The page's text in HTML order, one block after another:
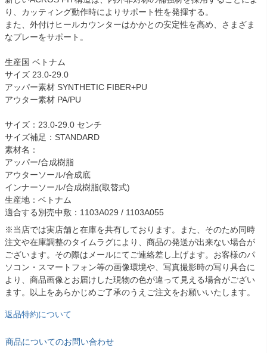
り、カッティング動作時によりサポート性を発揮する。
また、外付けヒールカウンターはかかとの安定性を高め、さまざま
なプレーをサポート。
生産国 ベトナム
サイズ 23.0-29.0
アッパー素材 SYNTHETIC FIBER+PU
アウター素材 PA/PU
サイズ：23.0-29.0 センチ
サイズ補足：STANDARD
素材名：
アッパー/合成樹脂
アウターソール/合成底
インナーソール/合成樹脂(取替式)
生産地：ベトナム
適合する別売中敷：1103A029 / 1103A055
※当店では実店舗と在庫を共有しております。また、そのため同時
注文や在庫調整のタイムラグにより、商品の発送が出来ない場合が
ございます。その際はメールにてご連絡差し上げます。お客様のパ
ソコン・スマートフォン等の画像環境や、写真撮影時の写り具合に
より、商品画像とお届けした現物の色が違って見える場合がござい
ます。以上をあらかじめご了承のうえご注文をお願いいたします。
返品特約について
商品についてのお問い合わせ